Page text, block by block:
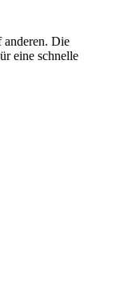
anderen. Die
eine schnelle